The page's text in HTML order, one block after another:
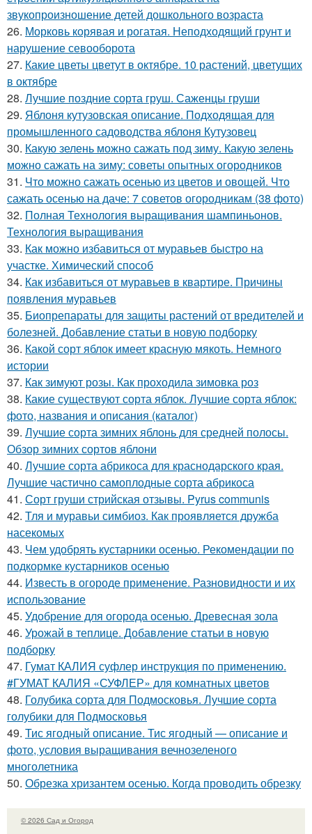
звукопроизношение детей дошкольного возраста
26. Морковь корявая и рогатая. Неподходящий грунт и
нарушение севооборота
27. Какие цветы цветут в октябре. 10 растений, цветущих
в октябре
28. Лучшие поздние сорта груш. Саженцы груши
29. Яблоня кутузовская описание. Подходящая для
промышленного садоводства яблоня Кутузовец
30. Какую зелень можно сажать под зиму. Какую зелень
можно сажать на зиму: советы опытных огородников
31. Что можно сажать осенью из цветов и овощей. Что
сажать осенью на даче: 7 советов огородникам (38 фото)
32. Полная Технология выращивания шампиньонов.
Технология выращивания
33. Как можно избавиться от муравьев быстро на
участке. Химический способ
34. Как избавиться от муравьев в квартире. Причины
появления муравьев
35. Биопрепараты для защиты растений от вредителей и
болезней. Добавление статьи в новую подборку
36. Какой сорт яблок имеет красную мякоть. Немного
истории
37. Как зимуют розы. Как проходила зимовка роз
38. Какие существуют сорта яблок. Лучшие сорта яблок:
фото, названия и описания (каталог)
39. Лучшие сорта зимних яблонь для средней полосы.
Обзор зимних сортов яблони
40. Лучшие сорта абрикоса для краснодарского края.
Лучшие частично самоплодные сорта абрикоса
41. Сорт груши стрийская отзывы. Pyrus communis
42. Тля и муравьи симбиоз. Как проявляется дружба
насекомых
43. Чем удобрять кустарники осенью. Рекомендации по
подкормке кустарников осенью
44. Известь в огороде применение. Разновидности и их
использование
45. Удобрение для огорода осенью. Древесная зола
46. Урожай в теплице. Добавление статьи в новую
подборку
47. Гумат КАЛИЯ суфлер инструкция по применению.
#ГУМАТ КАЛИЯ «СУФЛЕР» для комнатных цветов
48. Голубика сорта для Подмосковья. Лучшие сорта
голубики для Подмосковья
49. Тис ягодный описание. Тис ягодный — описание и
фото, условия выращивания вечнозеленого
многолетника
50. Обрезка хризантем осенью. Когда проводить обрезку
© 2026 Сад и Огород